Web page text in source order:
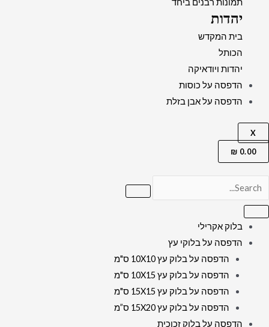
תמונות רבנים ביחד
יהדות
בית המקדש
הכותל
יהדות ויודאיקה
הדפסה על כוסות
הדפסה על אבן בזלת
X
0.00
₪
בלוק אקרילי
הדפסה על בלוקי עץ
הדפסה על בלוק עץ 10X10 ס"מ
הדפסה על בלוק עץ 10X15 ס"מ
הדפסה על בלוק עץ 15X15 ס"מ
הדפסה על בלוק עץ 15X20 ס”מ
הדפסה על בלוק זכוכית